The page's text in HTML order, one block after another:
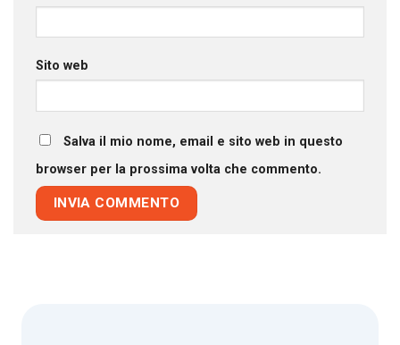
Sito web
Salva il mio nome, email e sito web in questo
browser per la prossima volta che commento.